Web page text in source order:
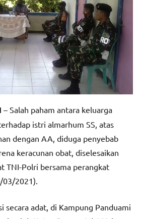
– Salah paham antara keluarga
istri almarhum SS, atas
dengan AA, diduga penyebab
keracunan obat, diselesaikan
TNI-Polri bersama perangkat
03/2021).
secara adat, di Kampung Panduami